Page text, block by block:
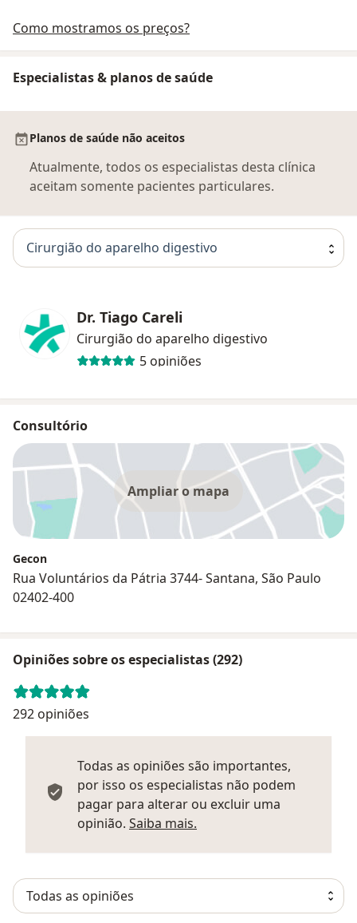
Como mostramos os preços?
Especialistas & planos de saúde
Planos de saúde não aceitos
Atualmente, todos os especialistas desta clínica
aceitam somente pacientes particulares.
Cirurgião do aparelho digestivo
Dr. Tiago Careli
Cirurgião do aparelho digestivo
5 opiniões
Consultório
Ampliar o mapa
Gecon
Rua Voluntários da Pátria 3744- Santana, São Paulo
02402-400
Opiniões sobre os especialistas (292)
292 opiniões
Todas as opiniões são importantes,
por isso os especialistas não podem
pagar para alterar ou excluir uma
opinião. Saiba mais.